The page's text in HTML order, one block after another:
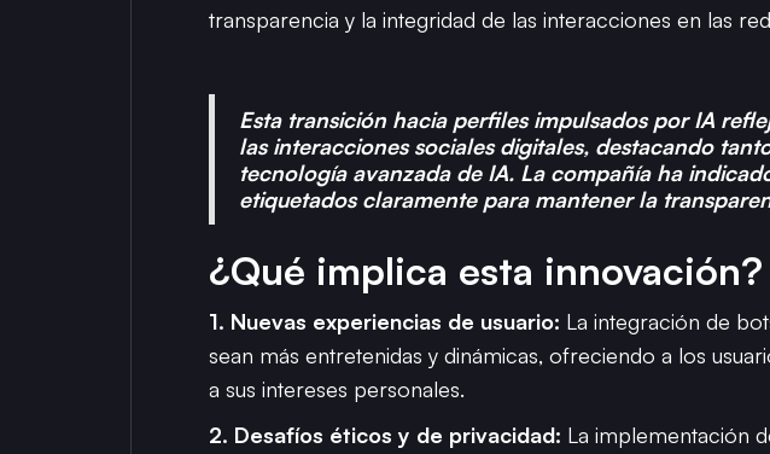
transparencia y la integridad de las interacciones en las
Esta transición hacia perfiles impulsados por IA
las interacciones sociales digitales, destacando
tecnología avanzada de IA. La compañía ha
etiquetados claramente para mantener la
¿Qué implica esta innovación?
1. Nuevas experiencias de usuario: La integración de
sean más entretenidas y dinámicas, ofreciendo a los
a sus intereses personales.
2. Desafíos éticos y de privacidad: La implementación